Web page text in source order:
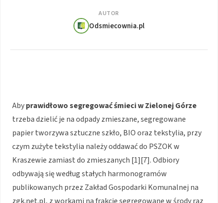
AUTOR
Odsmiecownia.pl
Abyprawidłowo segregować śmieci w Zielonej Górze
trzeba dzielić je na odpady zmieszane, segregowane
papier tworzywa sztuczne szkło, BIO oraz tekstylia, przy
czym zużyte tekstylia należy oddawać do PSZOK w
Kraszewie zamiast do zmieszanych [1][7]. Odbiory
odbywają się według stałych harmonogramów
publikowanych przez Zakład Gospodarki Komunalnej na